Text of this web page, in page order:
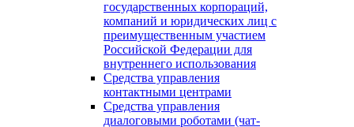
государственных корпораций,
компаний и юридических лиц с
преимущественным участием
Российской Федерации для
внутреннего использования
Средства управления
контактными центрами
Средства управления
диалоговыми роботами (чат-